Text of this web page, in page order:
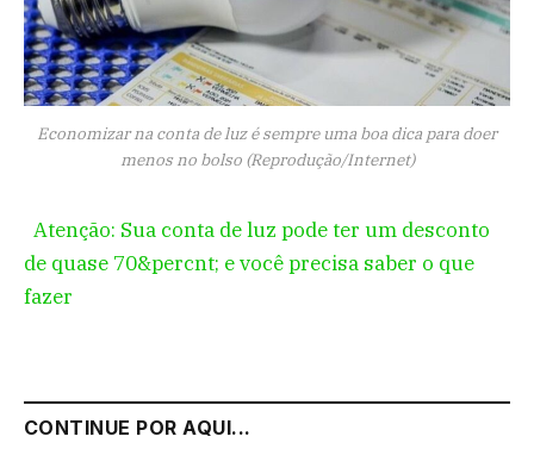
Economizar na conta de luz é sempre uma boa dica para doer
menos no bolso (Reprodução/Internet)
Atenção: Sua conta de luz pode ter um desconto
de quase 70&percnt; e você precisa saber o que
fazer
CONTINUE POR AQUI...